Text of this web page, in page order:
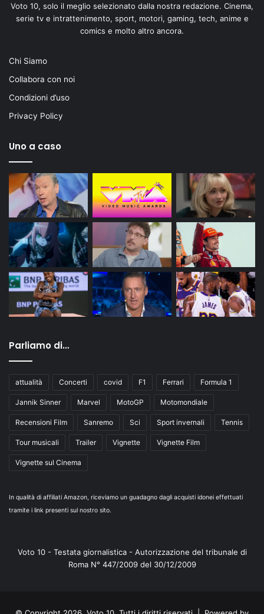
Voto 10, solo il meglio selezionato dalla nostra redazione. Cinema,
serie tv e intrattenimento, sport, motori, gaming, tech, anime e
comics e molto altro ancora.
Chi Siamo
Collabora con noi
Condizioni d’uso
Privacy Policy
Uno a caso
Parliamo di…
attualità Concerti covid F1 Ferrari Formula 1
Jannik Sinner Marvel MotoGP Motomondiale
Recensioni Film Sanremo Sci Sport invernali Tennis
Tour musicali Trailer Vignette Vignette Film
Vignette sul Cinema
In qualità di affiliati Amazon, riceviamo un guadagno dagli acquisti idonei effettuati
tramite i link presenti sul nostro sito.
Voto 10 - Testata giornalistica - Autorizzazione del tribunale di
Roma N° 447/2009 del 30/12/2009